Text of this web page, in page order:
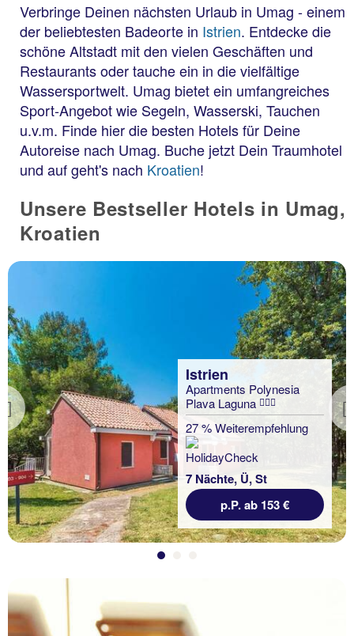
Verbringe Deinen nächsten Urlaub in Umag - einem
der beliebtesten Badeorte in Istrien. Entdecke die
schöne Altstadt mit den vielen Geschäften und
Restaurants oder tauche ein in die vielfältige
Wassersportwelt. Umag bietet ein umfangreiches
Sport-Angebot wie Segeln, Wasserski, Tauchen
u.v.m. Finde hier die besten Hotels für Deine
Autoreise nach Umag. Buche jetzt Dein Traumhotel
und auf geht's nach Kroatien!
Unsere Bestseller Hotels in Umag,
Kroatien
Previous
Istrien
Apartments Polynesia
Plava Laguna
27 % Weiterempfehlung
7 Nächte, Ü, St
p.P. ab 153 €